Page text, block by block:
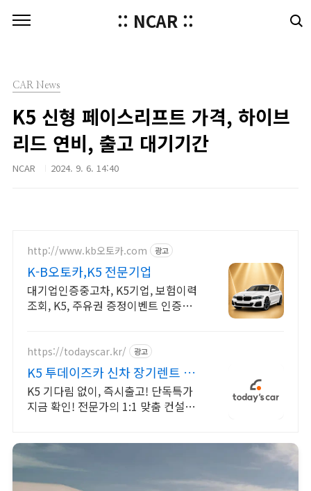
:: NCAR ::
CAR News
K5 신형 페이스리프트 가격, 하이브
리드 연비, 출고 대기기간
NCAR 2024. 9. 6. 14:40
http://www.kb오토카.com 광고
K-B오토카,K5 전문기업
대기업인증중고차, K5기업, 보험이력
조회, K5, 주유권 증정이벤트 인증중
연동
https://todayscar.kr/ 광고
K5 투데이즈카 신차 장기렌트 특
가
K5 기다림 없이, 즉시출고! 단독특가
지금 확인! 전문가의 1:1 맞춤 컨설팅